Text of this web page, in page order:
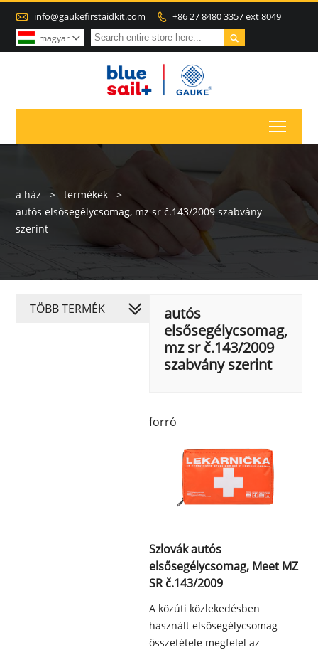
 info@gaukefirstaidkit.com  +86 27 8480 3357 ext 8049

magyar 
a ház > termékek
>
autós elsősegélycsomag, mz sr č.143/2009 szabvány
szerint
autós
elsősegélycsomag,
mz sr č.143/2009
szabvány szerint
forró
Szlovák autós
elsősegélycsomag, Meet MZ
SR č.143/2009
A közúti közlekedésben
használt elsősegélycsomag
összetétele megfelel az
TÖBB TERMÉK